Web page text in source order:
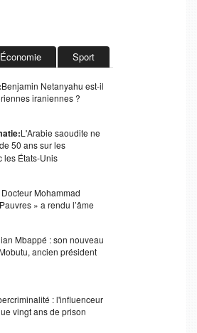
Économie Sport
Benjamin Netanyahu est-il
iraniennes ?
L'Arabie saoudite ne
50 ans sur les
les États-Unis
Mohammad
» a rendu l’âme
Mbappé : son nouveau
ancien président
: l'influenceur
vingt ans de prison